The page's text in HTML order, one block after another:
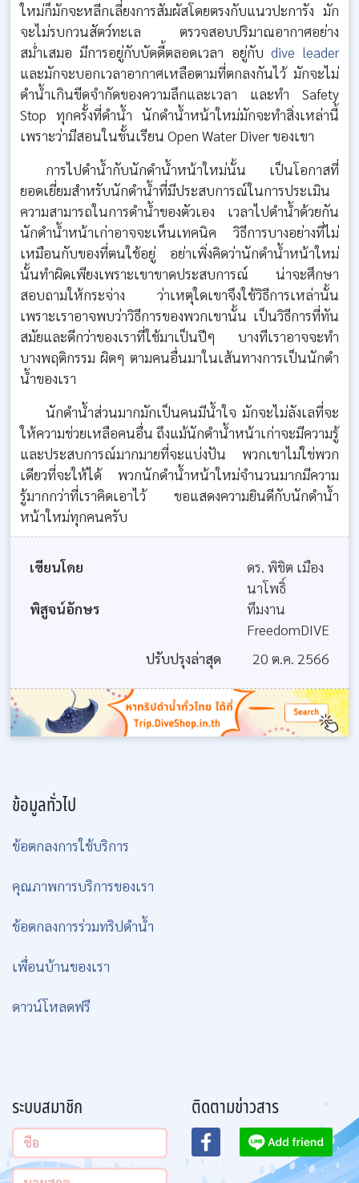
ใหม่ก็มักจะหลีกเลี่ยงการสัมผัสโดยตรงกับแนวปะการัง มัก
จะไม่รบกวนสัตว์ทะเล ตรวจสอบปริมาณอากาศอย่าง
สม่ำเสมอ มีการอยู่กับบัดดี้ตลอดเวลา อยู่กับ dive leader
และมักจะบอกเวลาอากาศเหลือตามที่ตกลงกันไว้ มักจะไม่
ดำน้ำเกินขีดจำกัดของความลึกและเวลา และทำ Safety
Stop ทุกครั้งที่ดำน้ำ นักดำน้ำหน้าใหม่มักจะทำสิ่งเหล่านี้
เพราะว่ามีสอนในชั้นเรียน Open Water Diver ของเขา
การไปดำน้ำกับนักดำน้ำหน้าใหม่นั้น เป็นโอกาสที่
ยอดเยี่ยมสำหรับนักดำน้ำที่มีประสบการณ์ในการประเมิน
ความสามารถในการดำน้ำของตัวเอง เวลาไปดำน้ำด้วยกัน
นักดำน้ำหน้าเก่าอาจจะเห็นเทคนิค วิธีการบางอย่างที่ไม่
เหมือนกับของที่ตนใช้อยู่ อย่าเพิ่งคิดว่านักดำน้ำหน้าใหม่
นั้นทำผิดเพียงเพราะเขาขาดประสบการณ์ น่าจะศึกษา
สอบถามให้กระจ่าง ว่าเหตุใดเขาจึงใช้วิธีการเหล่านั้น
เพราะเราอาจพบว่าวิธีการของพวกเขานั้น เป็นวิธีการที่ทัน
สมัยและดีกว่าของเราที่ใช้มาเป็นปีๆ บางทีเราอาจจะทำ
บางพฤติกรรม ผิดๆ ตามคนอื่นมาในเส้นทางการเป็นนักดำ
น้ำของเรา
นักดำน้ำส่วนมากมักเป็นคนมีน้ำใจ มักจะไม่ลังเลที่จะ
ให้ความช่วยเหลือคนอื่น ถึงแม้นักดำน้ำหน้าเก่าจะมีความรู้
และประสบการณ์มากมายที่จะแบ่งปัน พวกเขาไม่ใช่พวก
เดียวที่จะให้ได้ พวกนักดำน้ำหน้าใหม่จำนวนมากมีความ
รู้มากกว่าที่เราคิดเอาไว้ ขอแสดงความยินดีกับนักดำน้ำ
หน้าใหม่ทุกคนครับ
เขียนโดย
ดร. พิชิต เมือง
นาโพธิ์
พิสูจน์อักษร
ทีมงาน
FreedomDIVE
ปรับปรุงล่าสุด
20 ต.ค. 2566
ข้อมูลทั่วไป
ข้อตกลงการใช้บริการ
คุณภาพการบริการของเรา
ข้อตกลงการร่วมทริปดำน้ำ
เพื่อนบ้านของเรา
ดาวน์โหลดฟรี
ระบบสมาชิก ติดตามข่าวสาร